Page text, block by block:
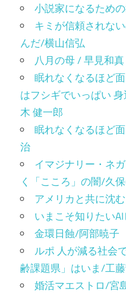
小説家になるため
キミが信頼されな
んだ/横山信弘
八月の母 / 早見和真
眠れなくなるほど
はフシギでいっぱい
木 健一郎
眠れなくなるほど
治
イマジナリー・ネ
く「こころ」の闇/久
アメリカと共に沈
いまこそ知りたい
金環日蝕/阿部暁子
ルポ 人が減る社会
齢課題県」はいま/工
婚活マエストロ/宮